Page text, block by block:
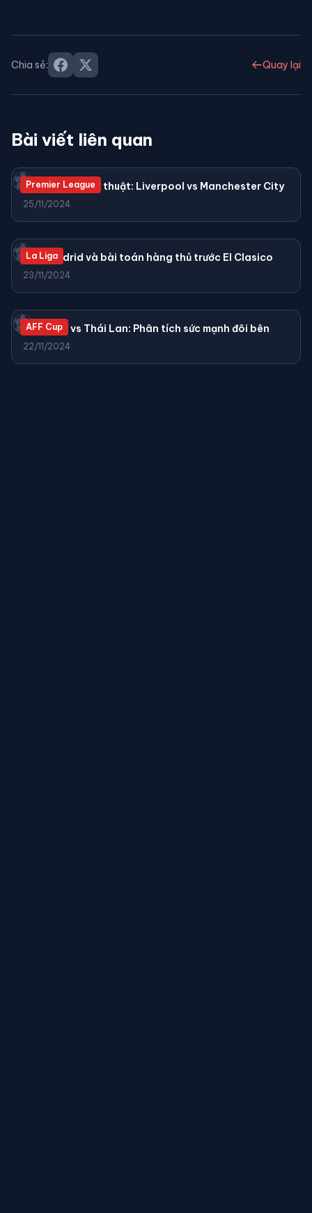
Chia sẻ: Quay lại
Bài viết liên quan
⚽Premier League
Phân tích chiến thuật: Liverpool vs Manchester City
25/11/2024
⚽La Liga
Real Madrid và bài toán hàng thủ trước El Clasico
23/11/2024
⚽AFF Cup
Việt Nam vs Thái Lan: Phân tích sức mạnh đôi bên
22/11/2024